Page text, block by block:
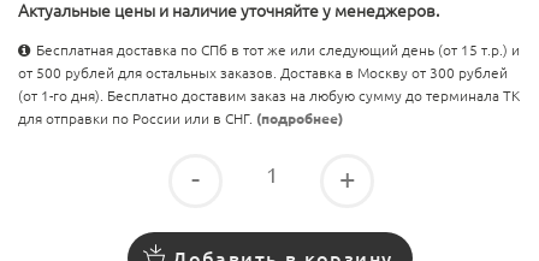
Актуальные цены и наличие уточняйте у менеджеров.
Бесплатная доставка по СПб в тот же или следующий день (от 15 т.р.) и
от 500 рублей для остальных заказов. Доставка в Москву от 300 рублей
(от 1-го дня). Бесплатно доставим заказ на любую сумму до терминала ТК
для отправки по России или в СНГ. (подробнее)
- +